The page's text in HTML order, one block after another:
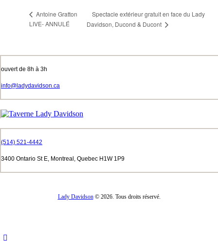
Antoine Gratton
LIVE- ANNULÉ
Spectacle extérieur gratuit en face du Lady
Davidson, Ducond & Ducont
ouvert de 8h à 3h
info@ladydavidson.ca
(514) 521-4442
3400 Ontario St E, Montreal, Quebec H1W 1P9
Lady Davidson© 2026. Tous droits réservé.